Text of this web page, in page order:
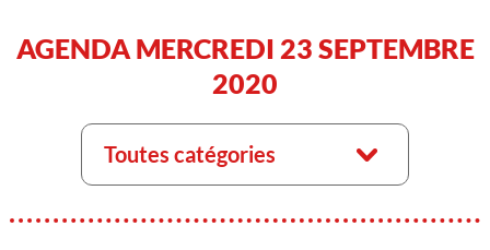
AGENDA MERCREDI 23 SEPTEMBRE
2020
Toutes catégories